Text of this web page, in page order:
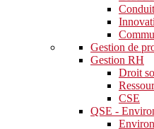
Gestion de
Gestion RH
Droit
CSE
QSE -